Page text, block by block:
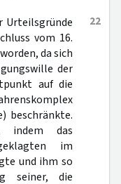
22
Urteilsgründe
vom 16.
da sich
der
auf die
beschränkte.
indem das
im
und ihm so
seiner, die